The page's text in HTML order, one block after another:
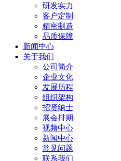
研发实力
客户定制
精密制造
品质保障
新闻中心
关于我们
公司简介
企业文化
发展历程
组织架构
招贤纳士
展会排期
视频中心
新闻中心
常见问题
联系我们